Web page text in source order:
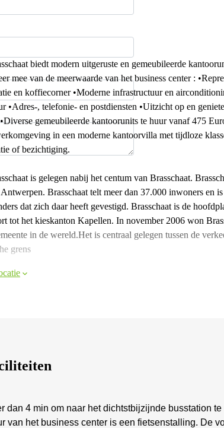
biedt modern uitgeruste en gemeubileerde
mee van de meerwaarde van het business center :
en koffiecorner •Moderne infrastructuur en
•Adres-, telefonie- en postdiensten •Uitzicht op en
gemeubileerde kantoorunits te huur vanaf 475
in een moderne kantoorvilla met tijdloze
of bezichtiging.
is gelegen nabij het centum van Brasschaat.
Brasschaat telt meer dan 37.000 inwoners en
dat zich daar heeft gevestigd. Brasschaat is de
tot het kieskanton Kapellen. In november 2006 won
in de wereld.Het is centraal gelegen tussen de
grens
dan 4 min om naar het dichtstbijzijnde busstation
van het business center is een fietsenstalling. De